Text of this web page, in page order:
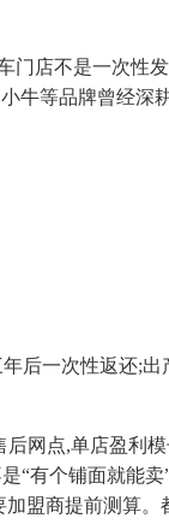
店不是一次性
牛等品牌曾经深
一次性返还;出
网点,单店盈利
有个铺面就能卖
盟商提前测算